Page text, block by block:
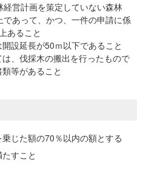
経営計画を策定していない森林
であって、かつ、一件の申請に係
あること
設延長が50ｍ以下であること
、伐採木の搬出を行ったもので
等があること
じた額の70％以内の額とする
すこと